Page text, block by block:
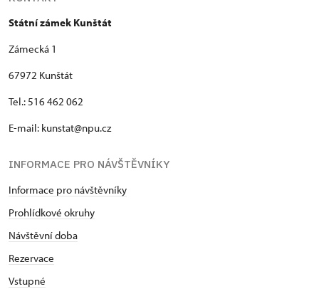
Státní zámek Kunštát
Zámecká 1
67972 Kunštát
Tel.: 516 462 062
E-mail: kunstat@npu.cz
INFORMACE PRO NÁVŠTĚVNÍKY
Informace pro návštěvníky
Prohlídkové okruhy
Návštěvní doba
Rezervace
Vstupné